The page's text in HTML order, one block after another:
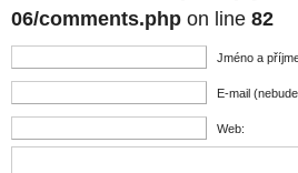
06/comments.php on line 82
Jméno a
E-mail
Web: